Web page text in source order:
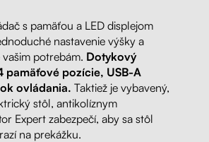
s pamäťou a LED displejom
nastavenie výšky a
potrebám. Dotykový
pamäťové pozície, USB-A
ovládania. Taktiež je vybavený,
stôl, antikolíznym
Expert zabezpečí, aby sa stôl
na prekážku.